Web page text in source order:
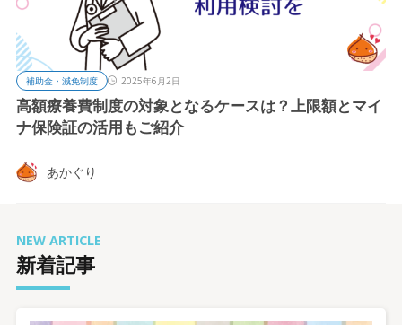
補助金・減免制度 2025年6月2日
高額療養費制度の対象となるケースは？上限額とマイ
ナ保険証の活用もご紹介
あかぐり
新着記事
NEW ARTICLE